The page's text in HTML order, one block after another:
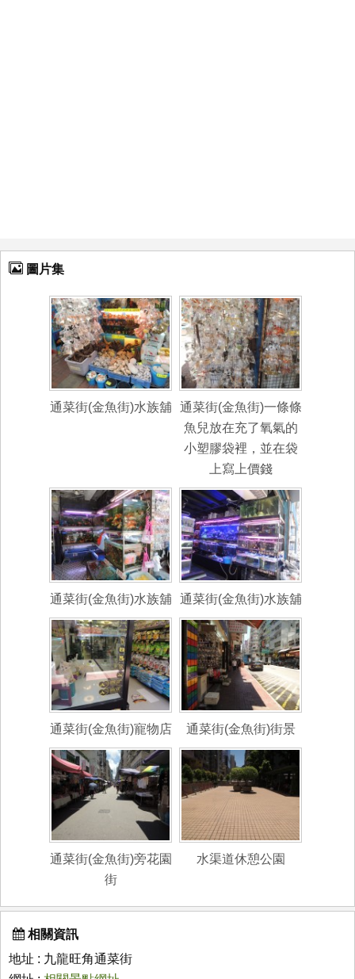
圖片集
通菜街(金魚街)水族舖
通菜街(金魚街)一條條
魚兒放在充了氧氣的
小塑膠袋裡，並在袋
上寫上價錢
通菜街(金魚街)水族舖 通菜街(金魚街)水族舖
通菜街(金魚街)寵物店 通菜街(金魚街)街景
通菜街(金魚街)旁花園
街
水渠道休憩公園
相關資訊
地址 : 九龍旺角通菜街